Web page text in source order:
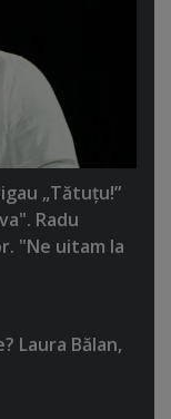
„Tătuţu!”
Radu
"Ne uitam la
Laura Bălan,